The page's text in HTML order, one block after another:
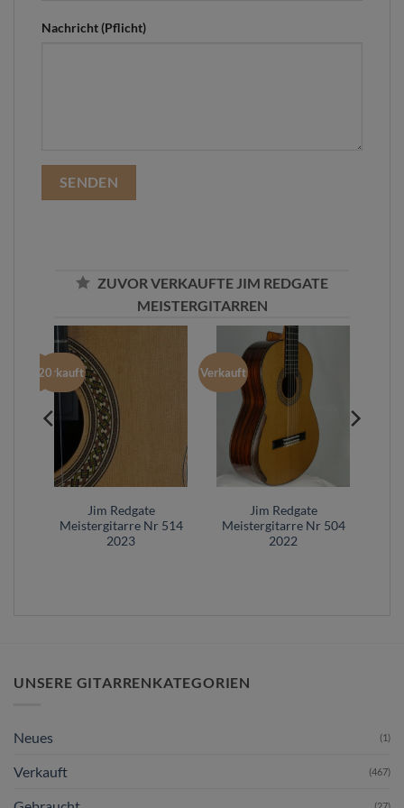
Nachricht (Pflicht)
ZUVOR VERKAUFTE JIM REDGATE
MEISTERGITARREN
Verkauft
Jim Redgate
Meistergitarre Nr 514
2023
Verkauft
Jim Redgate
Meistergitarre Nr 504
2022
2020
UNSERE GITARRENKATEGORIEN
Neues (1)
Verkauft (467)
(27)